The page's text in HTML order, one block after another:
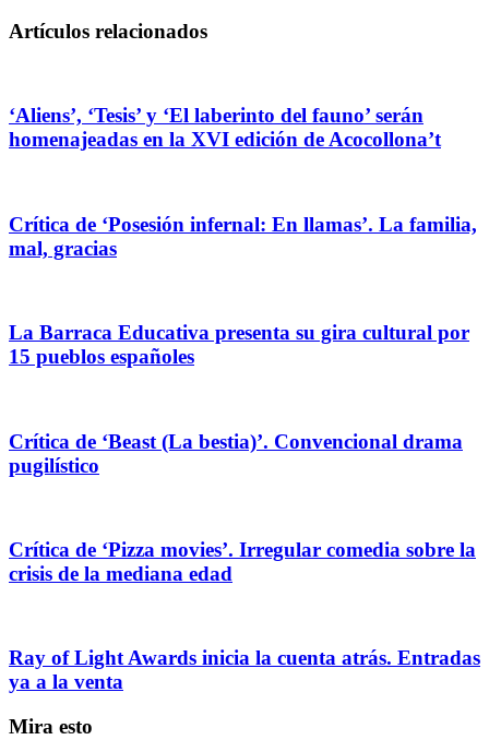
Artículos relacionados
‘Aliens’, ‘Tesis’ y ‘El laberinto del fauno’ serán
homenajeadas en la XVI edición de Acocollona’t
Crítica de ‘Posesión infernal: En llamas’. La familia,
mal, gracias
La Barraca Educativa presenta su gira cultural por
15 pueblos españoles
Crítica de ‘Beast (La bestia)’. Convencional drama
pugilístico
Crítica de ‘Pizza movies’. Irregular comedia sobre la
crisis de la mediana edad
Ray of Light Awards inicia la cuenta atrás. Entradas
ya a la venta
Mira esto